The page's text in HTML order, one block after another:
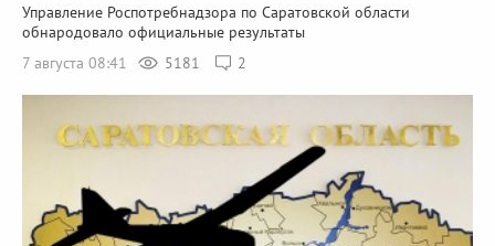
Управление Роспотребнадзора по Саратовской области
обнародовало официальные результаты
7 августа 08:41
5181 2